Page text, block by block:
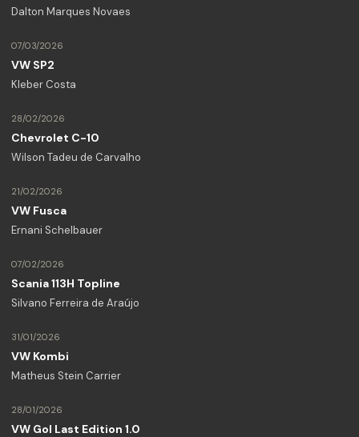
Dalton Marques Novaes
07/03/2026
VW SP2
Kleber Costa
28/02/2026
Chevrolet C-10
Wilson Tadeu de Carvalho
21/02/2026
VW Fusca
Ernani Schelbauer
07/02/2026
Scania 113H Topline
Silvano Ferreira de Araújo
31/01/2026
VW Kombi
Matheus Stein Carrier
28/01/2026
VW Gol Last Edition 1.0